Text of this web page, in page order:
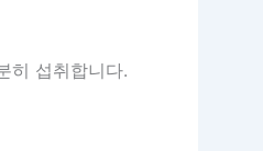
히 섭취합니다.